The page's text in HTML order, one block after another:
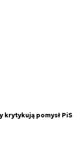
pomysł PiS